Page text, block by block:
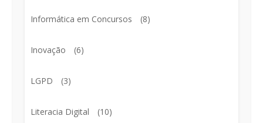
Informática em Concursos (8)
Inovação (6)
LGPD (3)
Literacia Digital (10)